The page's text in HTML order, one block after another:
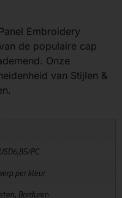
Embroidery
de populaire cap
Onze
van Stijlen &
PC
per kleur
Borduren